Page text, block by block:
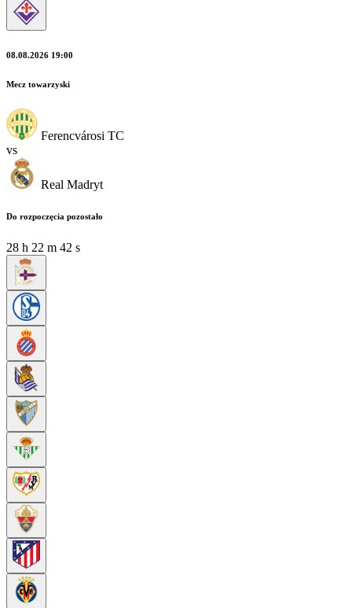
08.08.2026 19:00
Mecz towarzyski
Ferencvárosi TC
vs
Real Madryt
Do rozpoczęcia pozostało
28 h 22 m 41 s